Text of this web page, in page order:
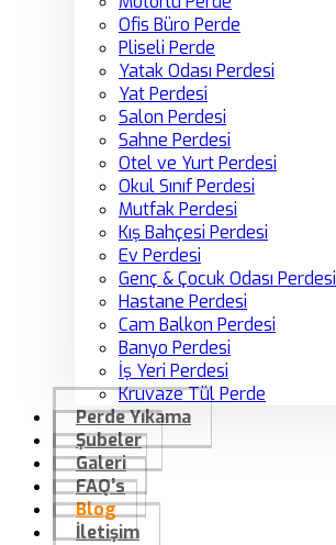
Ofis Büro Perde
Pliseli Perde
Yatak Odası Perdesi
Yat Perdesi
Salon Perdesi
Sahne Perdesi
Otel ve Yurt Perdesi
Okul Sınıf Perdesi
Mutfak Perdesi
Kış Bahçesi Perdesi
Ev Perdesi
Genç & Çocuk Odası Perdesi
Hastane Perdesi
Cam Balkon Perdesi
Banyo Perdesi
İş Yeri Perdesi
Kruvaze Tül Perde
Perde Yıkama
Şubeler
Galeri
FAQ’s
Blog
İletişim